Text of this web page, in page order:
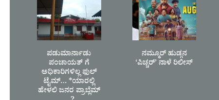
ಪಡುಮಾರ್ನಾಡು
ಪಂಚಾಯತ್ ಗೆ
ಅಧಿಕಾರಿಗಳಿಲ್ಲ ಫುಲ್
ಟೈಮ್… *ಯಾರಲ್ಲಿ
ಹೇಳಲಿ ಜನರ ಪ್ರಾಬ್ಲೆಮ್
ನಮ್ಮೂರ್ ಹುಡ್ಗನ
‘ಪಿಚ್ಚರ್’ ನಾಳೆ ರಿಲೀಸ್